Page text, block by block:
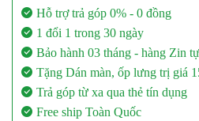
Hỗ trợ trả góp 0% - 0 đồng
1 đổi 1 trong 30 ngày
Bảo hành 03 tháng - hàng Zin t
Tặng Dán màn, ốp lưng trị giá
Trả góp từ xa qua thẻ tín dụng
Free ship Toàn Quốc